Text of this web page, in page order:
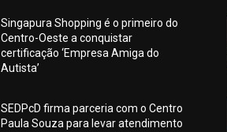
Singapura Shopping é o primeiro do
Centro-Oeste a conquistar
certificação ‘Empresa Amiga do
Autista’
SEDPcD firma parceria com o Centro
Paula Souza para levar atendimento